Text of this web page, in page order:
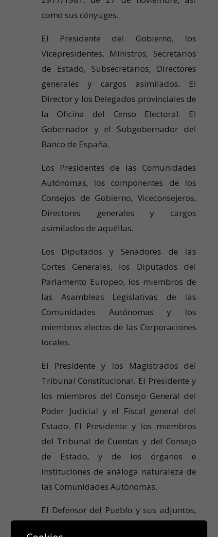
como sus cónyuges.
El Presidente del Gobierno, los
Vicepresidentes, Ministros, Secretarios
de Estado, Subsecretarios, Directores
generales y cargos asimilados. El
Director y los Delegados provinciales de
la Oficina del Censo Electoral. El
Gobernador y el Subgobernador del
Banco de España.
Los Presidentes de las Comunidades
Autónomas, los componentes de los
Consejos de Gobierno, Viceconsejeros,
Directores generales y cargos
asimilados de aquéllas.
Los Diputados y Senadores de las
Cortes Generales, los Diputados del
Parlamento Europeo, los miembros de
las Asambleas Legislativas de las
Comunidades Autónomas y los
miembros electos de las Corporaciones
locales.
El Presidente y los Magistrados del
Tribunal Constitucional. El Presidente y
los miembros del Consejo General del
Poder Judicial y el Fiscal general del
Estado. El Presidente y los miembros
del Tribunal de Cuentas y del Consejo
de Estado, y de los órganos e
instituciones de análoga naturaleza de
las Comunidades Autónomas.
El Defensor del Pueblo y sus adjuntos,